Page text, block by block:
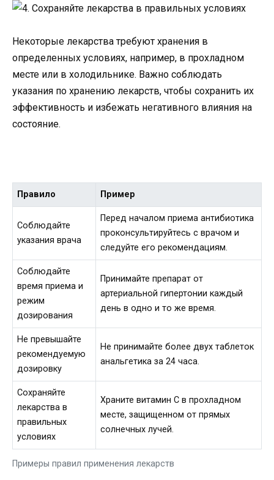
Некоторые лекарства требуют хранения в
определенных условиях, например, в прохладном
месте или в холодильнике. Важно соблюдать
указания по хранению лекарств, чтобы сохранить их
эффективность и избежать негативного влияния на
состояние.
Примеры правил применения лекарств
Правило Пример
Соблюдайте
указания врача
Перед началом приема антибиотика
проконсультируйтесь с врачом и
следуйте его рекомендациям.
Соблюдайте
время приема и
режим
дозирования
Принимайте препарат от
артериальной гипертонии каждый
день в одно и то же время.
Не превышайте
рекомендуемую
дозировку
Не принимайте более двух таблеток
анальгетика за 24 часа.
Сохраняйте
лекарства в
правильных
условиях
Храните витамин С в прохладном
месте, защищенном от прямых
солнечных лучей.